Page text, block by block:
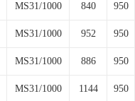
MS31/1000 840 950
MS31/1000 952 950
MS31/1000 886 950
MS31/1000 1144 950